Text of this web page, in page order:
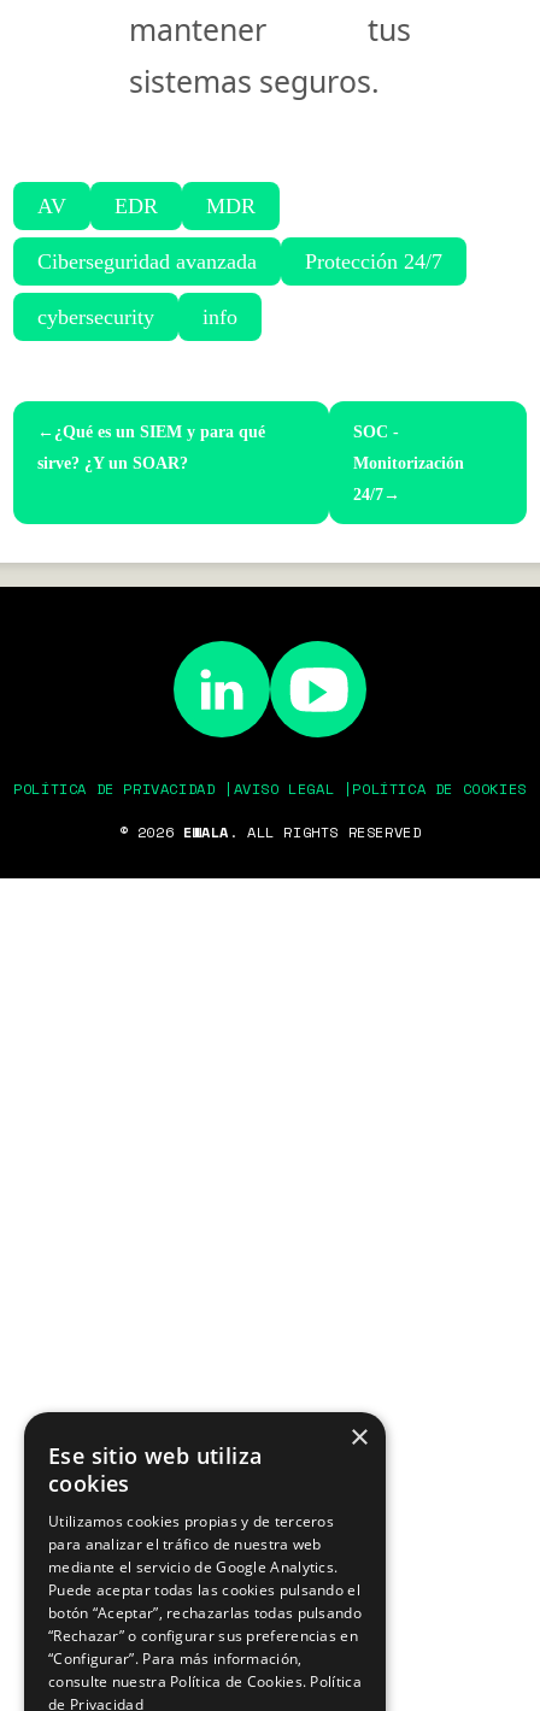
mantener tus
sistemas seguros.
AV EDR MDR
Ciberseguridad avanzada Protección 24/7
cybersecurity info
←¿Qué es un SIEM y para qué
sirve? ¿Y un SOAR?
SOC -
Monitorización
24/7→
POLÍTICA DE PRIVACIDAD | AVISO LEGAL | POLÍTICA DE COOKIES
© 2026 EWALA . ALL RIGHTS RESERVED
×
Ese sitio web utiliza
cookies
Utilizamos cookies propias y de terceros
para analizar el tráfico de nuestra web
mediante el servicio de Google Analytics.
Puede aceptar todas las cookies pulsando el
botón “Aceptar”, rechazarlas todas pulsando
“Rechazar” o configurar sus preferencias en
“Configurar”. Para más información,
consulte nuestra Política de Cookies. Política
de Privacidad